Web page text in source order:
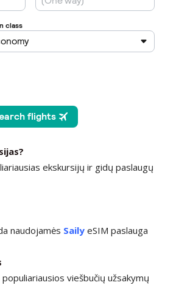
ekskursijų ir gidų paslaugų
naudojamės Saily eSIM paslauga
viešbučių užsakymų